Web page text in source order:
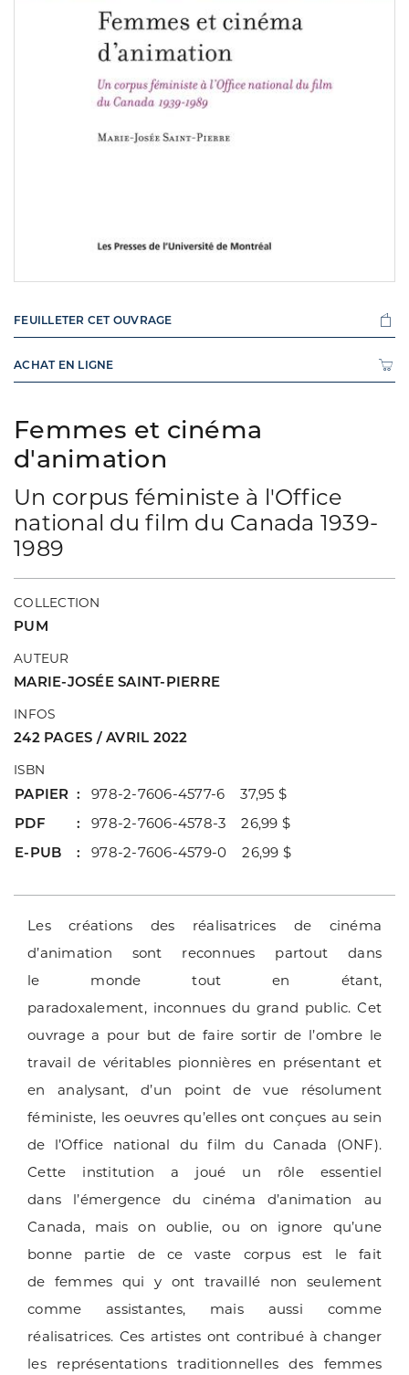
Femmes et cinéma
d'animation
Un corpus féministe à l'Office
national du film du Canada 1939-
1989
COLLECTION
PUM
AUTEUR
MARIE-JOSÉE SAINT-PIERRE
INFOS
242 PAGES / AVRIL 2022
ISBN
PAPIER
978-2-7606-4577-6 37,95 $
PDF
978-2-7606-4578-3 26,99 $
E-PUB
978-2-7606-4579-0 26,99 $
Les créations des réalisatrices de cinéma
d’animation sont reconnues partout dans
le monde tout en étant,
paradoxalement, inconnues du grand public. Cet
ouvrage a pour but de faire sortir de l’ombre le
travail de véritables pionnières en présentant et
en analysant, d’un point de vue résolument
féministe, les oeuvres qu’elles ont conçues au sein
de l’Office national du film du Canada (ONF).
Cette institution a joué un rôle essentiel
dans l’émergence du cinéma d’animation au
Canada, mais on oublie, ou on ignore qu’une
bonne partie de ce vaste corpus est le fait
de femmes qui y ont travaillé non seulement
comme assistantes, mais aussi comme
réalisatrices. Ces artistes ont contribué à changer
les représentations traditionnelles des femmes
FEUILLETER CET OUVRAGE
ACHAT EN LIGNE